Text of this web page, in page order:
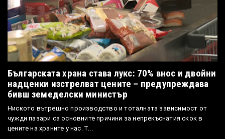
Българската храна става лукс: 70% внос и двойни
надценки изстрелват цените – предупреждава
бивш земеделски министър
Ниското вътрешно производство и тоталната зависимост от
чужди пазари са основните причини за непрекъснатия скок в
цените на храните у нас. Т...